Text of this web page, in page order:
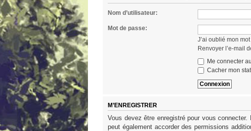
Nom d’utilisateur:
Mot de passe:
J’ai oublié mon
Renvoyer l’e-mail
Me connecter
Cacher mon
M’ENREGISTRER
Vous devez être enregistré pour vous connecter.
peut également accorder des permissions